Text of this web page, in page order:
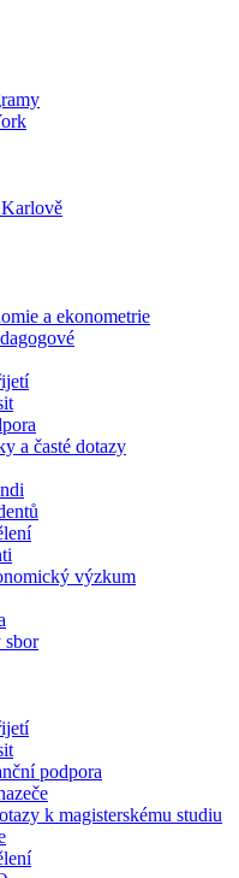
a ekonometrie
a časté dotazy
výzkum
sbor
podpora
k magisterskému studiu